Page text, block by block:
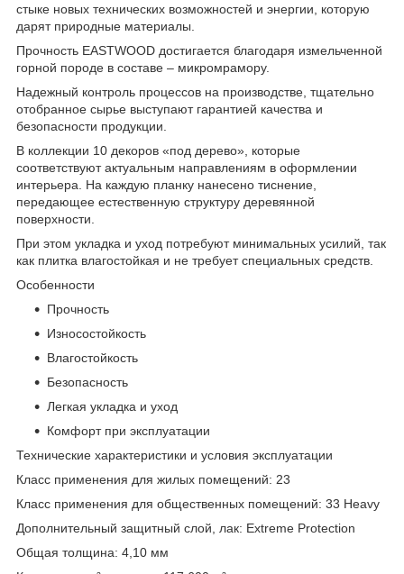
стыке новых технических возможностей и энергии, которую
дарят природные материалы.
Прочность EASTWOOD достигается благодаря измельченной
горной породе в составе – микромрамору.
Надежный контроль процессов на производстве, тщательно
отобранное сырье выступают гарантией качества и
безопасности продукции.
В коллекции 10 декоров «под дерево», которые
соответствуют актуальным направлениям в оформлении
интерьера. На каждую планку нанесено тиснение,
передающее естественную структуру деревянной
поверхности.
При этом укладка и уход потребуют минимальных усилий, так
как плитка влагостойкая и не требует специальных средств.
Особенности
Прочность
Износостойкость
Влагостойкость
Безопасность
Легкая укладка и уход
Комфорт при эксплуатации
Технические характеристики и условия эксплуатации
Класс применения для жилых помещений: 23
Класс применения для общественных помещений: 33 Heavy
Дополнительный защитный слой, лак: Extreme Protection
Общая толщина: 4,10 мм